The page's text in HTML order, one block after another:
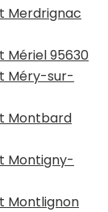
Merdrignac
Mériel 95630
Méry-sur-
Montbard
Montigny-
Montlignon